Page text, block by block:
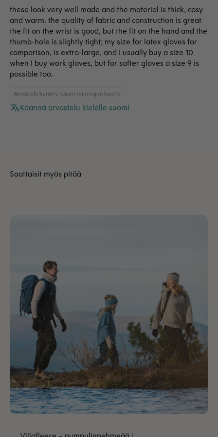
these look very well made and the material is thick, cosy
and warm. the quality of fabric and construction is great
the fit on the wrist is good, but the fit on the hand and the
thumb-hole is slightly tight; my size for latex gloves for
comparison, is extra-large, and I usually buy a size 10
when I buy work gloves, but for softer gloves a size 9 is
possible too.
Arvostelu kerätty toisen toimitajan kautta
Käännä arvostelu kielelle suomi